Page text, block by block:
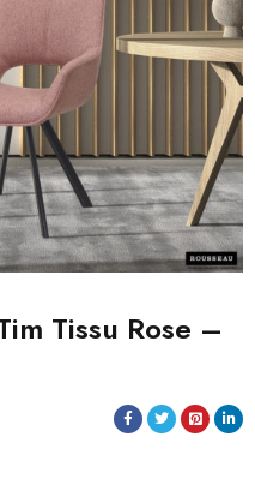
Tissu Rose –